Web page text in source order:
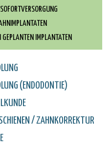
GEPLANTEN IMPLANTATEN
(ENDODONTIE)
/ ZAHNKORREKTUR